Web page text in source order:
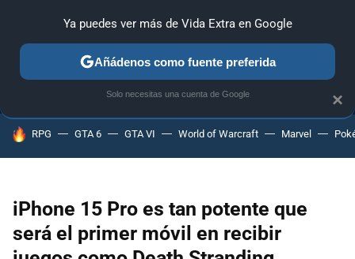
MENÚ NUEVO
GUÍAS Y TRUCOS PC SONY
HOY SE HABLA DE
RPG GTA 6 GTA VI World of Warcraft Marvel
iPhone 15 Pro es tan potente que
será el primer móvil en recibir
×
Ya puedes ver más de Vida Extra en Google
Añádenos como fuente preferida
Solo necesitas una cuenta de Google